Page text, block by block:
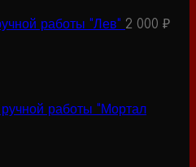
работы "Лев" 2 000 ₽
работы "Мортал